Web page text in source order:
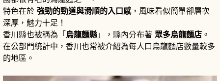
特色在於 強勁的勁道與滑順的入口感，風味看似簡單卻層次
深厚，魅力十足！
香川縣也被稱為「烏龍麵縣 」，縣內分布著 眾多烏龍麵店 。
在公部門統計中，香川也常被介紹為每人口烏龍麵店數量較多
的地區。